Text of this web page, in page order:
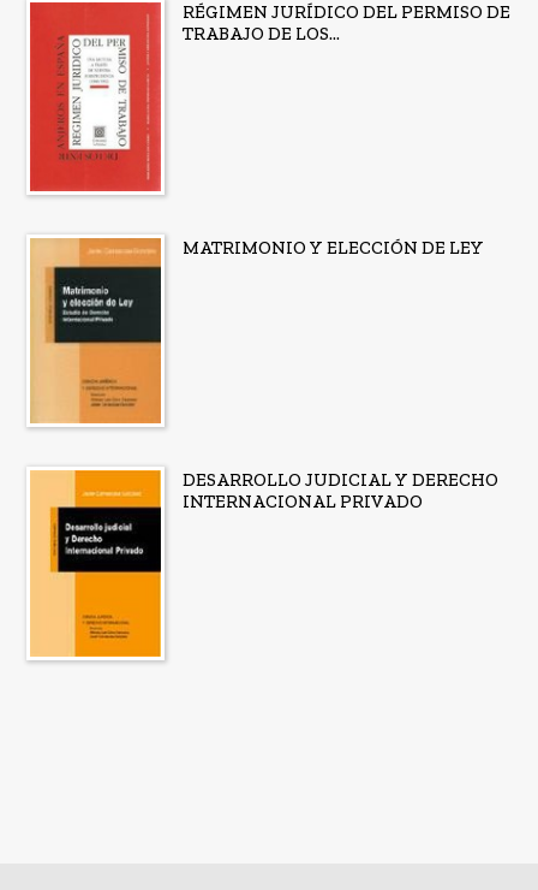
RÉGIMEN JURÍDICO DEL PERMISO DE
TRABAJO DE LOS...
MATRIMONIO Y ELECCIÓN DE LEY
DESARROLLO JUDICIAL Y DERECHO
INTERNACIONAL PRIVADO